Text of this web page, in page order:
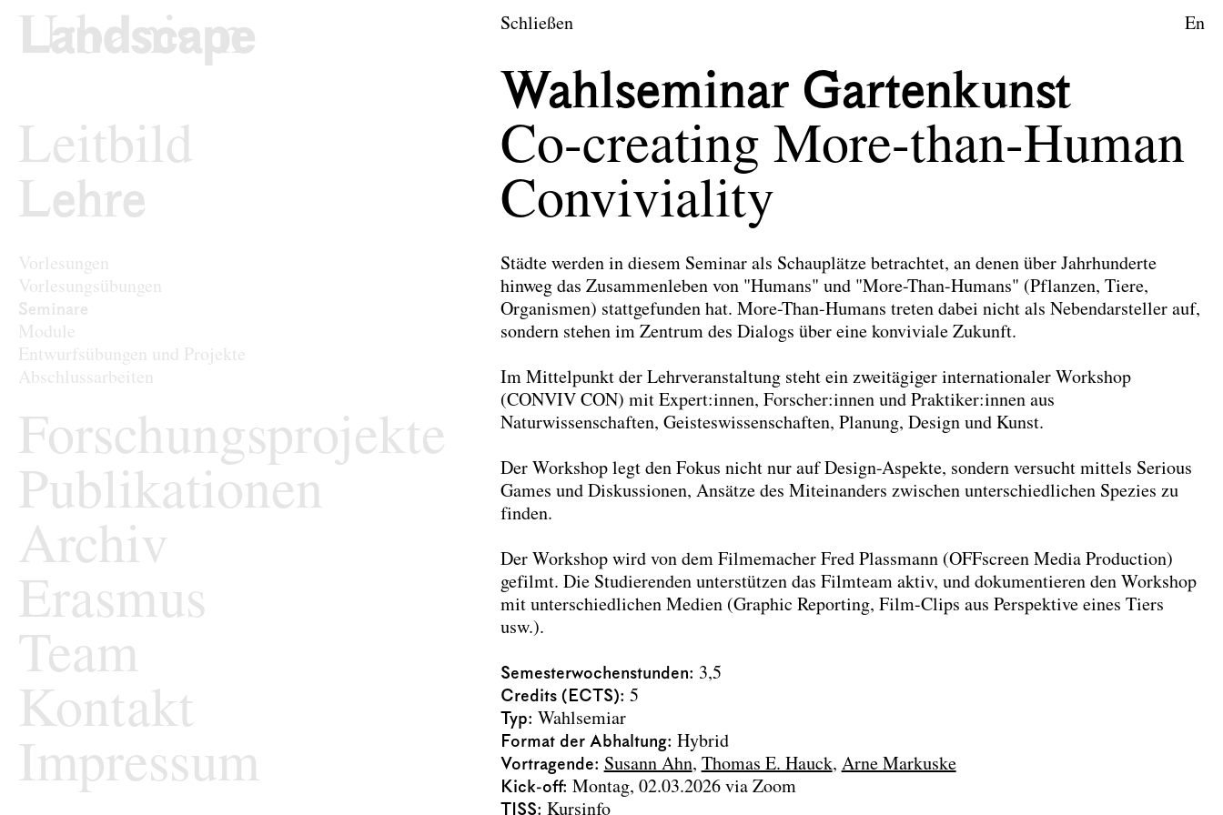
zum Inhalt springen
Landschaftsarchitektur und Landschaftsplanung
Leitbild
Lehre
Schließen En
Wahlseminar Gartenkunst
Co-creating More-than-Human
Conviviality
Städte werden in diesem Seminar als Schauplätze betrachtet, an denen über Jahrhunderte
hinweg das Zusammenleben von "Humans" und "More-Than-Humans" (Pflanzen, Tiere,
Organismen) stattgefunden hat. More-Than-Humans treten dabei nicht als Nebendarsteller auf,
sondern stehen im Zentrum des Dialogs über eine konviviale Zukunft.
Im Mittelpunkt der Lehrveranstaltung steht ein zweitägiger internationaler Workshop
(CONVIV CON) mit Expert:innen, Forscher:innen und Praktiker:innen aus
Naturwissenschaften, Geisteswissenschaften, Planung, Design und Kunst.
Der Workshop legt den Fokus nicht nur auf Design-Aspekte, sondern versucht mittels Serious
Games und Diskussionen, Ansätze des Miteinanders zwischen unterschiedlichen Spezies zu
finden.
Der Workshop wird von dem Filmemacher Fred Plassmann (OFFscreen Media Production)
gefilmt. Die Studierenden unterstützen das Filmteam aktiv, und dokumentieren den Workshop
mit unterschiedlichen Medien (Graphic Reporting, Film-Clips aus Perspektive eines Tiers
usw.).
Semesterwochenstunden 3,5
Credits (ECTS) 5
Typ Wahlsemiar
Format der Abhaltung Hybrid
Vortragende Susann Ahn Thomas E. Hauck Arne Markuske
Kick-off Montag, 02.03.2026 via Zoom
TISS Kursinfo
Lehre
Vorlesungen
Vorlesungsübungen
Seminare
Module
Entwurfsübungen und Projekte
Abschlussarbeiten
Forschungsprojekte
Publikationen
Archiv
Erasmus
Team
Kontakt
Impressum